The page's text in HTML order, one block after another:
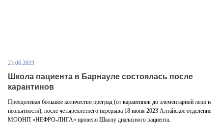
23.06.2023
Школа пациента в Барнауле состоялась после
карантинов
Преодолевая большое количество преград (от карантинов до элементарной лени и
неопытности), после четырёхлетнего перерыва 18 июня 2023 Алтайское отделение
МООНП «НЕФРО-ЛИГА» провело Школу диализного пациента.